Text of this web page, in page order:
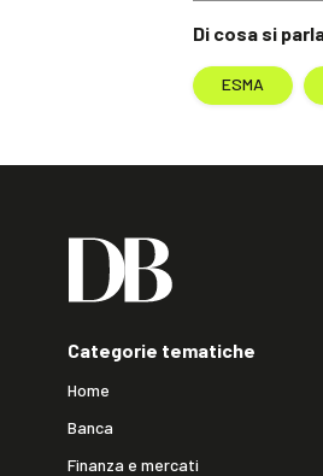
Di cosa si
ESMA
Categorie tematiche
Home
Banca
Finanza e mercati